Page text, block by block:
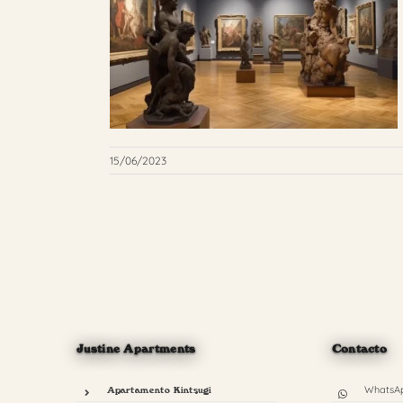
15/06/2023
Justine Apartments
Apartamento Kintsugi
Contacto